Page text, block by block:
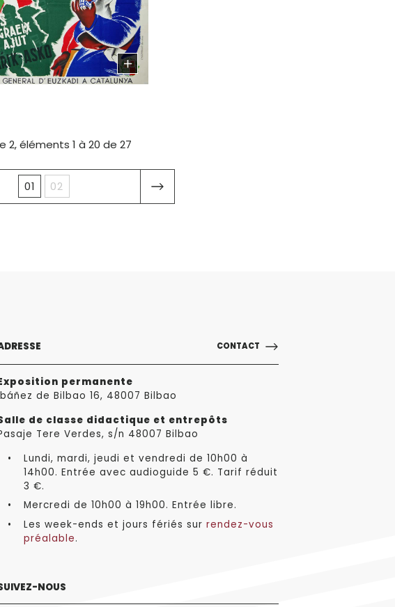
2, éléments 1 à 20 de 27
01 02
CONTACT
permanente
de Bilbao 16, 48007 Bilbao
de classe didactique et entrepôts
Tere Verdes, s/n 48007 Bilbao
Lundi, mardi, jeudi et vendredi de 10h00 à
14h00. Entrée avec audioguide 5 €. Tarif réduit
3 €.
Mercredi de 10h00 à 19h00. Entrée libre.
Les week-ends et jours fériés sur rendez-vous
préalable.
NOUS